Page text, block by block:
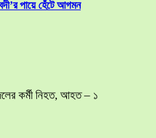
পায়ে হেঁটে আগমন
কর্মী নিহত, আহত – ১